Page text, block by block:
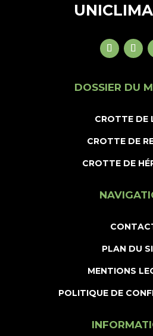
DOSSIER DU
CROTTE DE
CROTTE DE
CROTTE DE
PLAN DU
MENTIONS
POLITIQUE DE